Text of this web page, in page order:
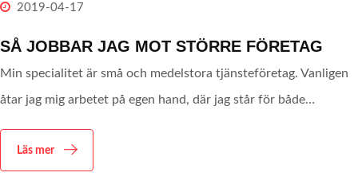
2019-04-17
SÅ JOBBAR JAG MOT STÖRRE FÖRETAG
Min specialitet är små och medelstora tjänsteföretag. Vanligen
åtar jag mig arbetet på egen hand, där jag står för både…
Läs mer